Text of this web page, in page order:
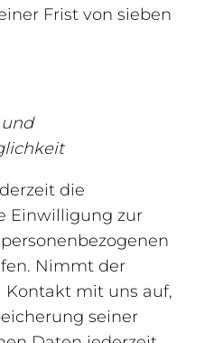
Frist von sieben
die
Einwilligung zur
Nimmt der
Kontakt mit uns auf,
seiner